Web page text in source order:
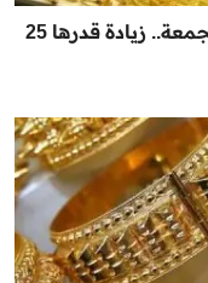
ارتفاع ملحوظ في سعر الذهب اليوم الجمعة.. زيادة قدرها 25